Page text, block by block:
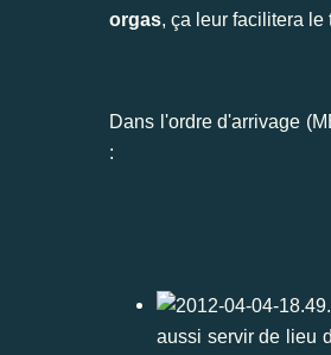
orgas, ça leur facilitera
Dans l'ordre d'arrivage
:
aussi servir de lieu